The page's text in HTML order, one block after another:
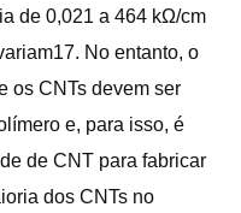
de 0,021 a 464 kΩ/cm
No entanto, o
os CNTs devem ser
e, para isso, é
de CNT para fabricar
dos CNTs no